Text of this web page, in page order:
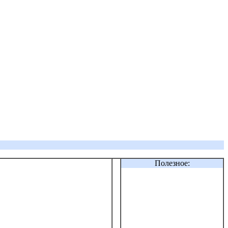
Полезное: